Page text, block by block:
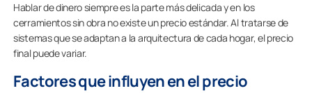
Hablar de dinero siempre es la parte más delicada y en los
cerramientos sin obra no existe un precio estándar. Al tratarse de
sistemas que se adaptan a la arquitectura de cada hogar, el precio
final puede variar.
Factores que influyen en el precio